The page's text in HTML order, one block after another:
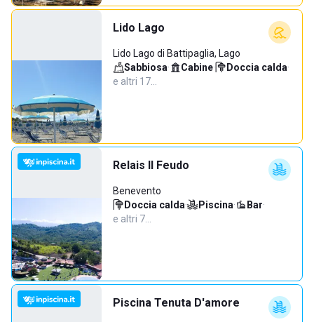
Lido Lago
Lido Lago di Battipaglia, Lago
Sabbiosa· Cabine· Doccia calda·
e altri 17…
Relais Il Feudo
Benevento
Doccia calda· Piscina· Bar·
e altri 7…
Piscina Tenuta D'amore